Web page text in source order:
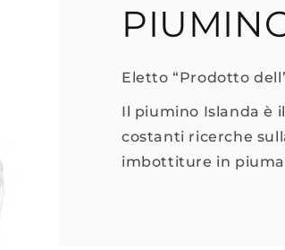
Eletto “Prodotto
Il piumino Islanda è
costanti ricerche
imbottiture in